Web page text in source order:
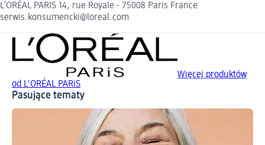
L’ORÉAL PARIS 14, rue Royale - 75008 Paris France
serwis.konsumencki@loreal.com
Więcej produktów
od L'ORÉAL PARiS
Pasujące tematy